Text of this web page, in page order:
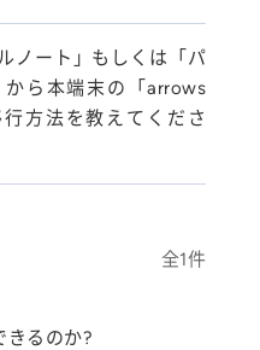
ノート」もしくは「パ
ら本端末の「arrows
方法を教えてくださ
全1件
きるのか?